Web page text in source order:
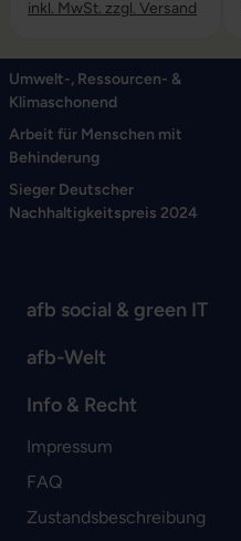
inkl. MwSt. zzgl. Versand
Umwelt-, Ressourcen- &
Klimaschonend
Arbeit für Menschen mit
Behinderung
Sieger Deutscher
Nachhaltigkeitspreis 2024
afb social & green IT
afb-Welt
Info & Recht
Impressum
FAQ
Zustandsbeschreibung